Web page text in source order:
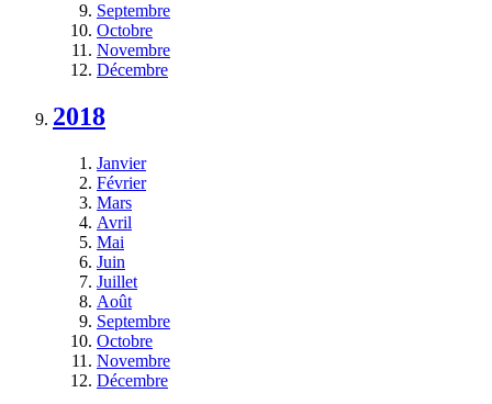
Septembre
Octobre
Novembre
Décembre
2018
Janvier
Février
Mars
Avril
Mai
Juin
Juillet
Août
Septembre
Octobre
Novembre
Décembre